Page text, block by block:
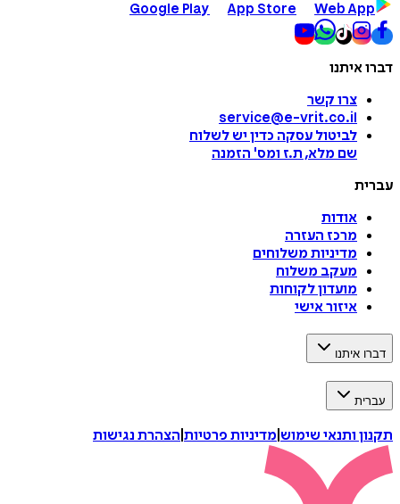
Google Play
App Store Web App
דברו איתנו
צרו קשר
service@e-vrit.co.il
לביטול עסקה כדין יש לשלוח
שם מלא, ת.ז ומס' הזמנה
עברית
אודות
מרכז העזרה
מדיניות משלוחים
מעקב משלוח
מועדון לקוחות
איזור אישי
דברו איתנו
עברית
תקנון ותנאי שימוש מדיניות פרטיות הצהרת נגישות